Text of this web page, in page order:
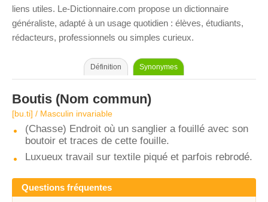
liens utiles. Le-Dictionnaire.com propose un dictionnaire
généraliste, adapté à un usage quotidien : élèves, étudiants,
rédacteurs, professionnels ou simples curieux.
Définition Synonymes
Boutis (Nom commun)
[bu.ti] / Masculin invariable
(Chasse) Endroit où un sanglier a fouillé avec son
boutoir et traces de cette fouille.
Luxueux travail sur textile piqué et parfois rebrodé.
Questions fréquentes